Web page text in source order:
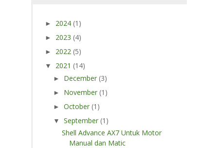
► 2024 (1)
► 2023 (4)
► 2022 (5)
▼ 2021 (14)
► December (3)
► November (1)
► October (1)
▼ September (1)
Shell Advance AX7 Untuk Motor
Manual dan Matic